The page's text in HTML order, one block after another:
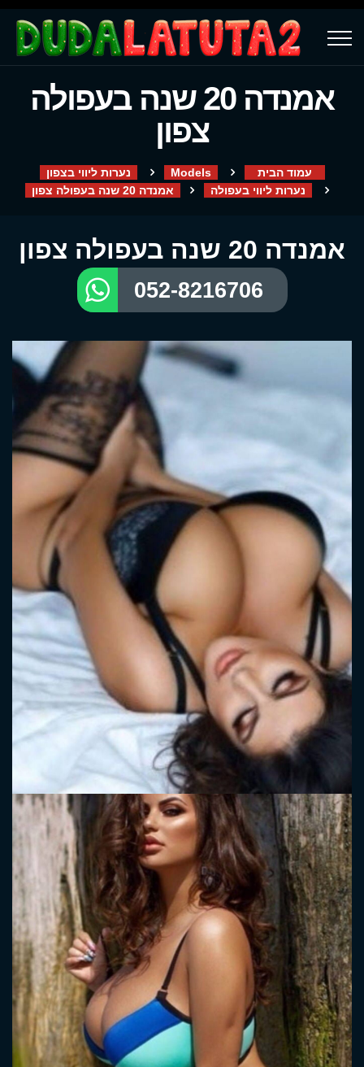
אמנדה 20 שנה בעפולה
צפון
עמוד הבית Models
נערות ליווי בצפון
נערות ליווי בעפולה
אמנדה 20 שנה בעפולה צפון
אמנדה 20 שנה בעפולה צפון
052-8216706